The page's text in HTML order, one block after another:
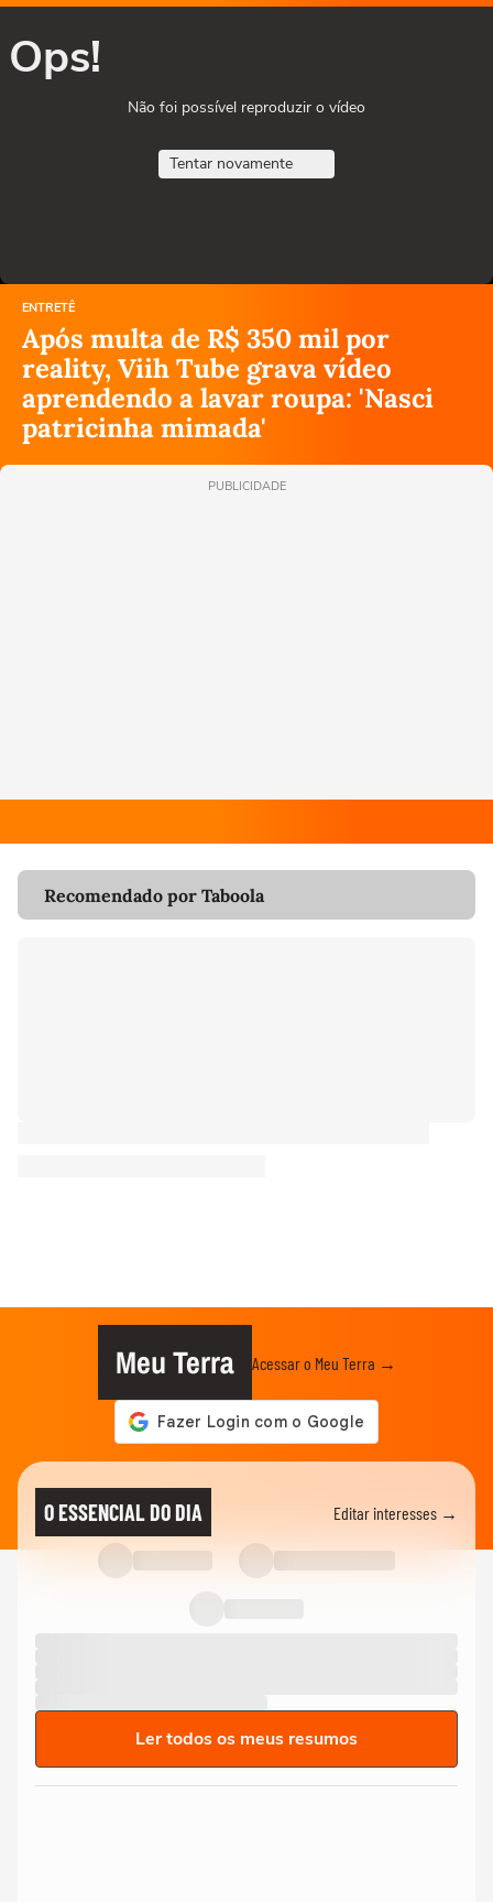
Ops!
Não foi possível reproduzir o vídeo
Tentar novamente
ENTRETÊ
Após multa de R$ 350 mil por
reality, Viih Tube grava vídeo
aprendendo a lavar roupa: 'Nasci
patricinha mimada'
PUBLICIDADE
Recomendado por Taboola
Meu Terra Acessar o Meu Terra →
O ESSENCIAL DO DIA Editar interesses →
Ler todos os meus resumos